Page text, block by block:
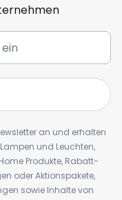
an und erhalten
und Leuchten,
Produkte, Rabatt-
oder Aktionspakete,
sowie Inhalte von